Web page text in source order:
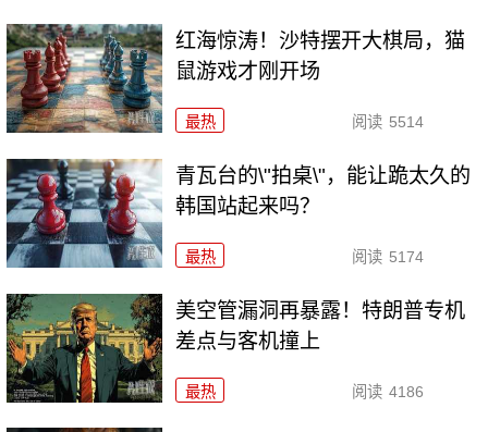
红海惊涛！沙特摆开大棋局，猫
鼠游戏才刚开场
最热 阅读 5514
青瓦台的\"拍桌\"，能让跪太久的
韩国站起来吗？
最热 阅读 5174
美空管漏洞再暴露！特朗普专机
差点与客机撞上
最热 阅读 4186